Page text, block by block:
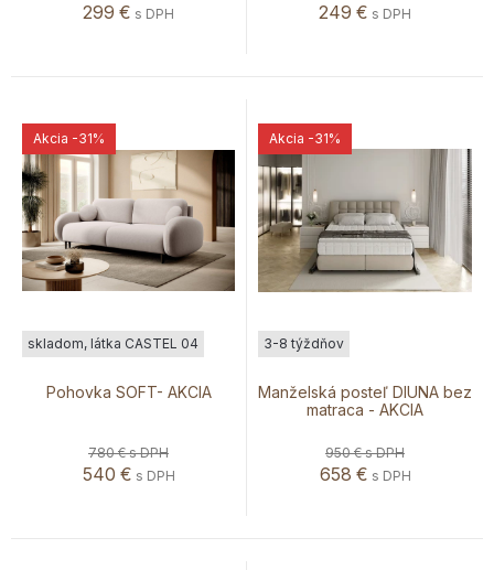
299 € s DPH 249 € s DPH
Pohovka SOFT- AKCIA
Akcia -31%
skladom, látka CASTEL 04
780 €s DPH
540 € s DPH
Manželská posteľ DIUNA bez
matraca - AKCIA
Akcia -31%
3-8 týždňov
950 €s DPH
658 € s DPH